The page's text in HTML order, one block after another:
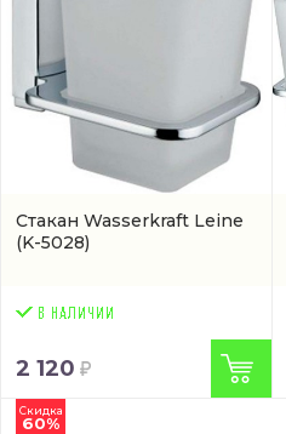
Стакан Wasserkraft Leine
(K-5028)
2 120
Скидка
60%